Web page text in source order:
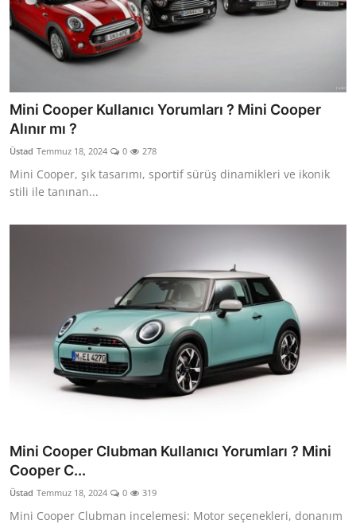
Mini Cooper Kullanıcı Yorumları ? Mini Cooper
Alınır mı ?
Üstad Temmuz 18, 2024 0 278
Mini Cooper, şık tasarımı, sportif sürüş dinamikleri ve ikonik
stili ile tanınan...
Mini Cooper Clubman Kullanıcı Yorumları ? Mini
Cooper C...
Üstad Temmuz 18, 2024 0 319
Mini Cooper Clubman incelemesi: Motor seçenekleri, donanım